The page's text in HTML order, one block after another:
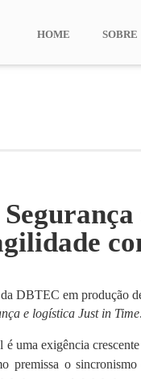
HOME SOBRE
e logística Just in
uma exigência
premissa o